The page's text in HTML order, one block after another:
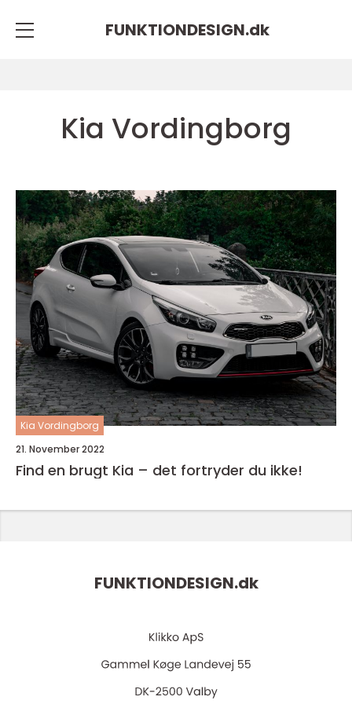
FUNKTIONDESIGN.dk
Kia Vordingborg
Kia Vordingborg
21. November 2022
Find en brugt Kia – det fortryder du ikke!
FUNKTIONDESIGN.dk